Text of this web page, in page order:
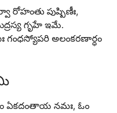
పుష్పిణీః,
గృహే ఇమే.
అలంకరణార్ధం
ఏకదంతాయ నమః, ఓం